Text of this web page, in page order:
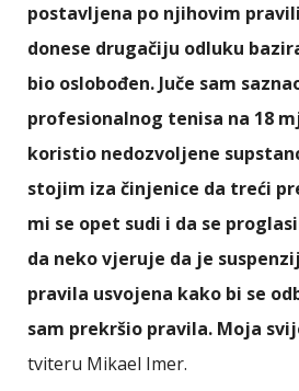
postavljena po njihovim
donese drugačiju odluku
bio oslobođen. Juče sam
profesionalnog tenisa na 18
koristio nedozvoljene
stojim iza činjenice da treći
mi se opet sudi i da se
da neko vjeruje da je
pravila usvojena kako bi se
sam prekršio pravila. Moja
tviteru Mikael Imer.